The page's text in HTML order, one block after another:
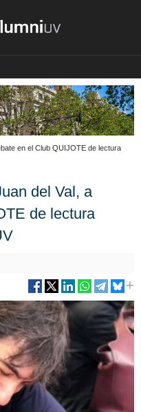
en el Club QUIJOTE de lectura
del Val, a
de lectura